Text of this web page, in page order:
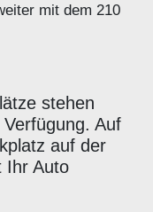
mit dem 210
stehen
Auf
auf der
Ihr Auto